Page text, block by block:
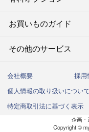
新築内祝い・引越ご挨拶
入学内祝い
お祝い
結婚祝い
タオルギフト
キッチンウェア
インテリア・雑貨
洗剤・アロマ
その他のギフトを予算で
のし
命名札
風呂敷
写真入メッセージカード
弔事用 挨拶状
お買いものガイド
初めての方へ
ご注文方法
送料・お支払い方法
カタログギフトの納期に
その他のサービス
法人向けサービス
ハガキ紛失の方はこちら
会社概要
採用
個人情報の取り扱いについて
特定商取引法に基づく表示
企画・
Copyright ©